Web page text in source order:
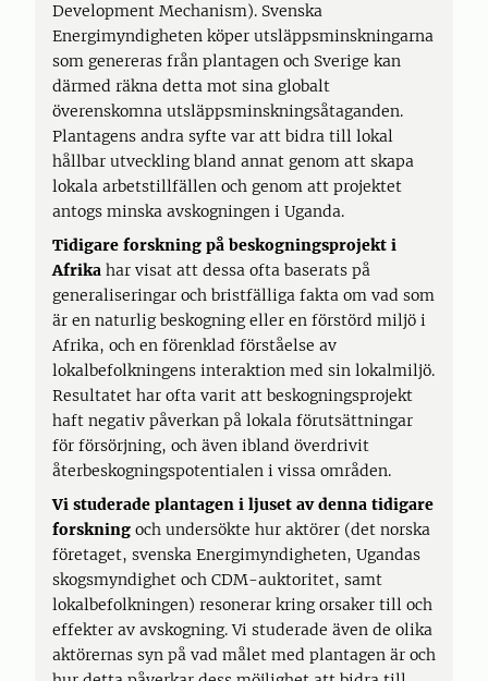
Development Mechanism). Svenska
Energimyndigheten köper utsläppsminskningarna
som genereras från plantagen och Sverige kan
därmed räkna detta mot sina globalt
överenskomna utsläppsminskningsåtaganden.
Plantagens andra syfte var att bidra till lokal
hållbar utveckling bland annat genom att skapa
lokala arbetstillfällen och genom att projektet
antogs minska avskogningen i Uganda.
Tidigare forskning på beskogningsprojekt i
Afrika har visat att dessa ofta baserats på
generaliseringar och bristfälliga fakta om vad som
är en naturlig beskogning eller en förstörd miljö i
Afrika, och en förenklad förståelse av
lokalbefolkningens interaktion med sin lokalmiljö.
Resultatet har ofta varit att beskogningsprojekt
haft negativ påverkan på lokala förutsättningar
för försörjning, och även ibland överdrivit
återbeskogningspotentialen i vissa områden.
Vi studerade plantagen i ljuset av denna tidigare
forskning och undersökte hur aktörer (det norska
företaget, svenska Energimyndigheten, Ugandas
skogsmyndighet och CDM-auktoritet, samt
lokalbefolkningen) resonerar kring orsaker till och
effekter av avskogning. Vi studerade även de olika
aktörernas syn på vad målet med plantagen är och